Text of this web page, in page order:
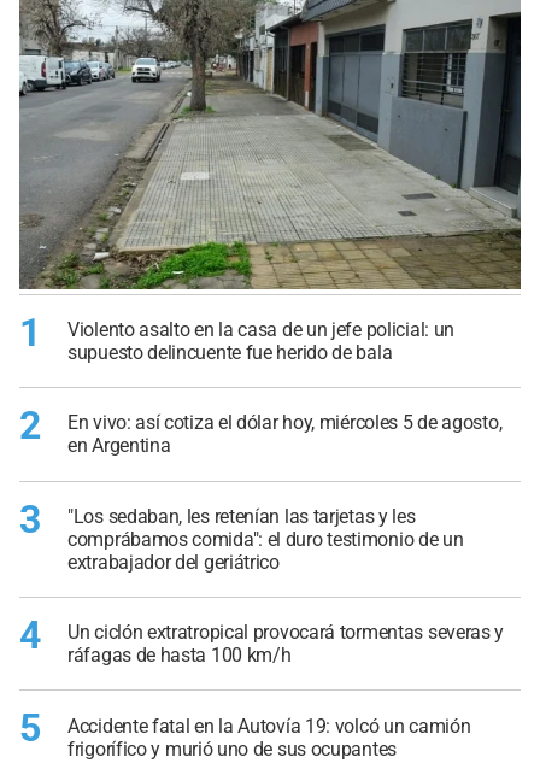
1
Violento asalto en la casa de un jefe policial: un
supuesto delincuente fue herido de bala
2
En vivo: así cotiza el dólar hoy, miércoles 5 de agosto,
en Argentina
3
"Los sedaban, les retenían las tarjetas y les
comprábamos comida": el duro testimonio de un
extrabajador del geriátrico
4
Un ciclón extratropical provocará tormentas severas y
ráfagas de hasta 100 km/h
5
Accidente fatal en la Autovía 19: volcó un camión
frigorífico y murió uno de sus ocupantes